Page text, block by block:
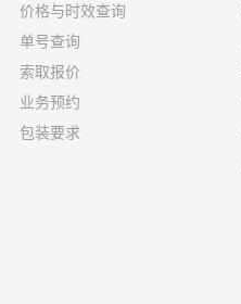
价格与时效查询
单号查询
索取报价
业务预约
包装要求